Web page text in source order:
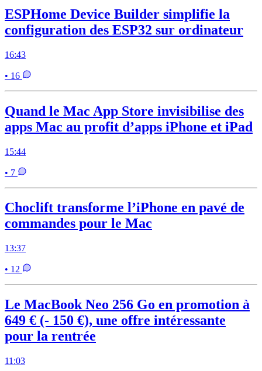
ESPHome Device Builder simplifie la
configuration des ESP32 sur ordinateur
16:43
• 16
Quand le Mac App Store invisibilise des
apps Mac au profit d’apps iPhone et iPad
15:44
• 7
Choclift transforme l’iPhone en pavé de
commandes pour le Mac
13:37
• 12
Le MacBook Neo 256 Go en promotion à
649 € (- 150 €), une offre intéressante
pour la rentrée
11:03